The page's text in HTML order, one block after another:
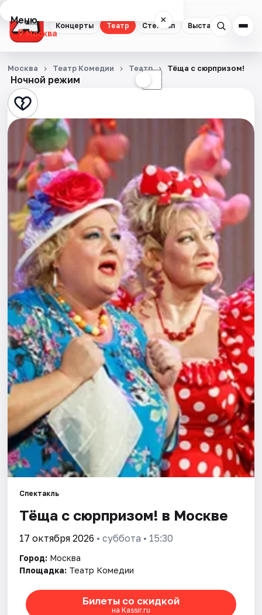
Концерты Театр Стендап Выставки
Меню ×
Москва
Концерты
Театр
Стендап
Выставки
Квесты
Экскурсии
Спорт
События
Города
Площадки
Артисты
Рейтинги
Ночной режим ☾
Москва Театр Комедии Театр Тёща с сюрпризом!
Спектакль
Тёща с сюрпризом! в Москве
17 октября 2026 • суббота • 15:30
Город: Москва
Площадка: Театр Комедии
Билеты со скидкой
на Kassir.ru